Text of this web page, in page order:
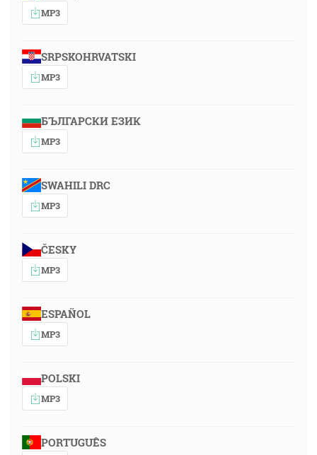
MP3
SRPSKOHRVATSKI
MP3
БЪЛГАРСКИ ЕЗИК
MP3
SWAHILI DRC
MP3
ČESKY
MP3
ESPAÑOL
MP3
POLSKI
MP3
PORTUGUÊS